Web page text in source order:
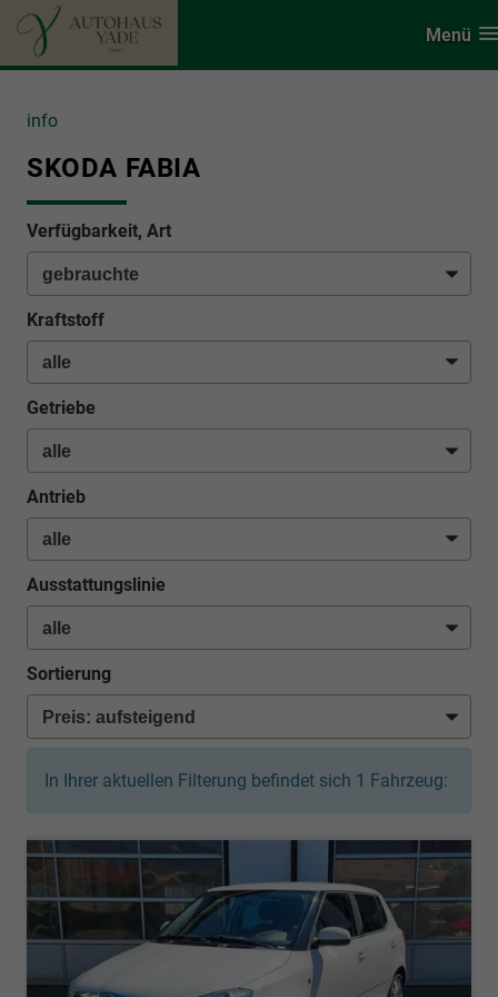
Menü
info
SKODA FABIA
Verfügbarkeit, Art
Kraftstoff
Getriebe
Antrieb
Ausstattungslinie
Sortierung
In Ihrer aktuellen Filterung befindet sich 1 Fahrzeug: